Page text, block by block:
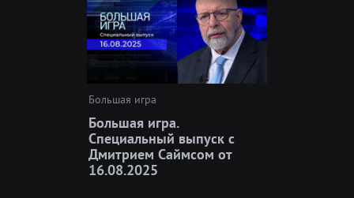
Большая игра
Большая игра.
Специальный выпуск с
Дмитрием Саймсом от
16.08.2025